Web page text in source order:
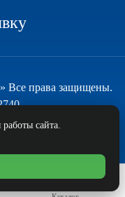
Все права защищены.
сайта.